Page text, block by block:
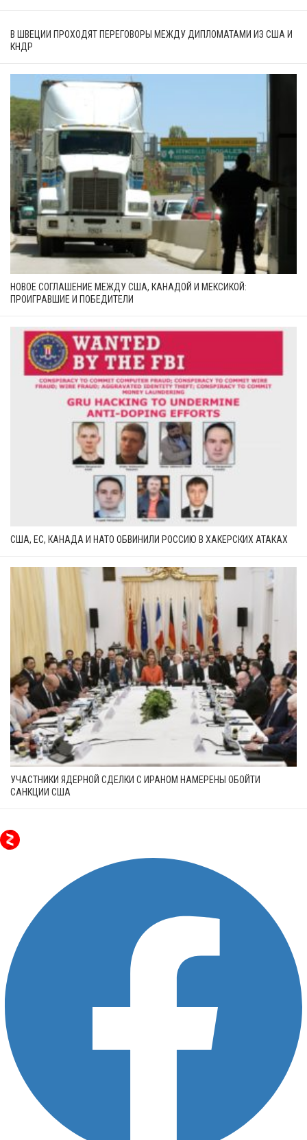
В ШВЕЦИИ ПРОХОДЯТ ПЕРЕГОВОРЫ МЕЖДУ ДИПЛОМАТАМИ ИЗ США И
КНДР
НОВОЕ СОГЛАШЕНИЕ МЕЖДУ США, КАНАДОЙ И МЕКСИКОЙ:
ПРОИГРАВШИЕ И ПОБЕДИТЕЛИ
США, ЕС, КАНАДА И НАТО ОБВИНИЛИ РОССИЮ В ХАКЕРСКИХ АТАКАХ
УЧАСТНИКИ ЯДЕРНОЙ СДЕЛКИ С ИРАНОМ НАМЕРЕНЫ ОБОЙТИ
САНКЦИИ США